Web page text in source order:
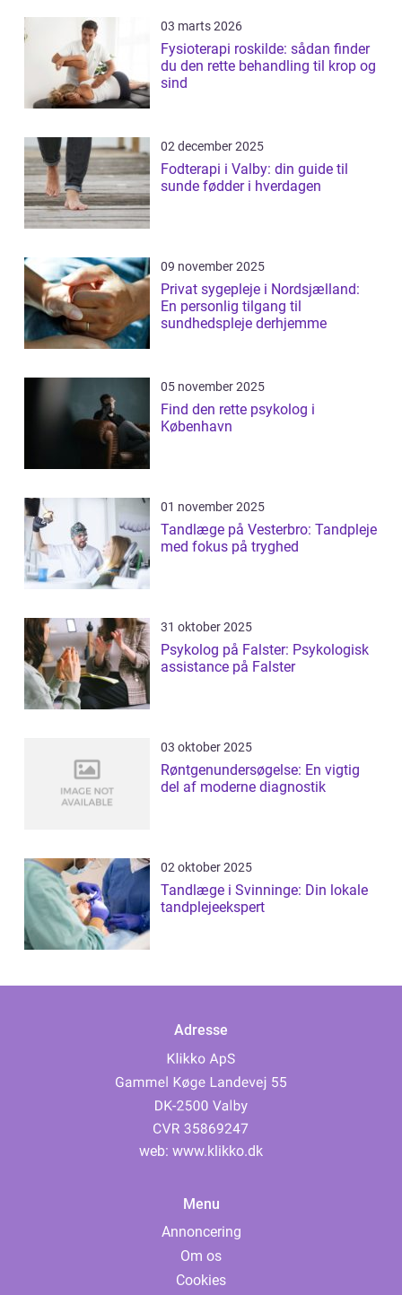
03 marts 2026
Fysioterapi roskilde: sådan finder
du den rette behandling til krop og
sind
02 december 2025
Fodterapi i Valby: din guide til
sunde fødder i hverdagen
09 november 2025
Privat sygepleje i Nordsjælland:
En personlig tilgang til
sundhedspleje derhjemme
05 november 2025
Find den rette psykolog i
København
01 november 2025
Tandlæge på Vesterbro: Tandpleje
med fokus på tryghed
31 oktober 2025
Psykolog på Falster: Psykologisk
assistance på Falster
03 oktober 2025
Røntgenundersøgelse: En vigtig
del af moderne diagnostik
02 oktober 2025
Tandlæge i Svinninge: Din lokale
tandplejeekspert
Adresse
web: www.klikko.dk
Menu
Annoncering
Om os
Cookies